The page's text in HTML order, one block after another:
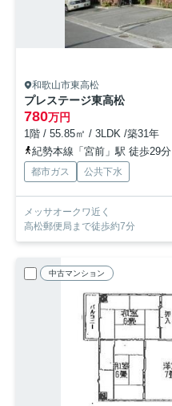
和歌山市東高松
プレステージ東高松
780万円
1階 / 55.85㎡ / 3LDK /築31年
紀勢本線「宮前」駅 徒歩29分
都市ガス 公共下水
メッサオークワ近く
高松郵便局まで徒歩約7分
中古マンション